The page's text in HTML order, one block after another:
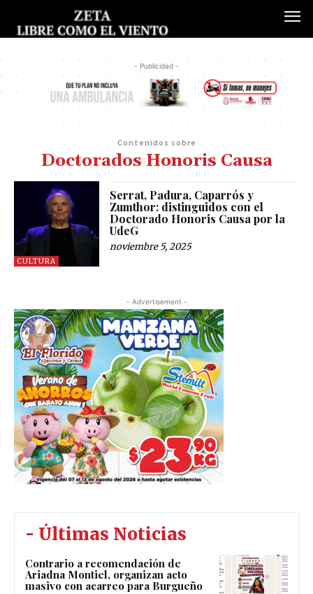
- Publicidad -
Contenidos sobre
Doctorados Honoris Causa
CULTURA
Serrat, Padura, Caparrós y
Zumthor: distinguidos con el
Doctorado Honoris Causa por la
UdeG
noviembre 5, 2025
- Advertisement -
- Últimas Noticias
Contrario a recomendación de
Ariadna Montiel, organizan acto
masivo con acarreo para Burgueño